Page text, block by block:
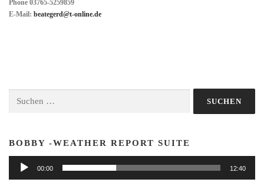
Phone 03765-5259859
E-Mail: beategerd@t-online.de
nach:
BOBBY -WEATHER REPORT SUITE
Audio-
Player
00:00 12:40